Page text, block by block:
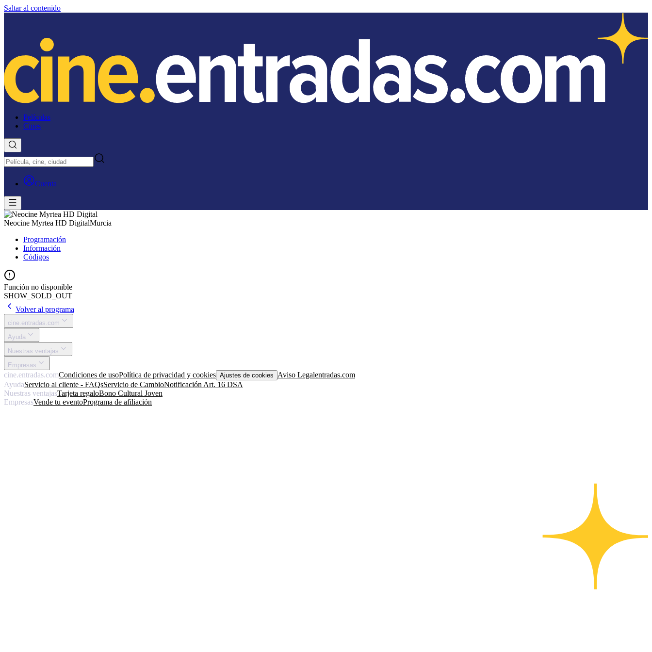
Saltar al contenido
Películas
Cines
Cuenta
Neocine Myrtea HD DigitalMurcia
Programación
Información
Códigos
Función no disponible
SHOW_SOLD_OUT
Volver al programa
cine.entradas.com
Ayuda
Nuestras ventajas
Empresas
cine.entradas.comCondiciones de usoPolítica de privacidad y cookies Ajustes de cookies Aviso Legalentradas.com
AyudaServicio al cliente - FAQsServicio de CambioNotificación Art. 16 DSA
Nuestras ventajasTarjeta regaloBono Cultural Joven
EmpresasVende tu eventoPrograma de afiliación